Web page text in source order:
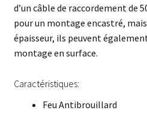
d’un câble de raccordement de
pour un montage encastré,
épaisseur, ils peuvent
montage en surface.
Caractéristiques:
Feu Antibrouillard